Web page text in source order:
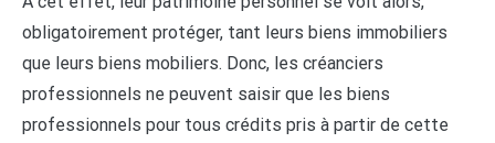
obligatoirement protéger, tant leurs biens immobiliers
que leurs biens mobiliers. Donc, les créanciers
professionnels ne peuvent saisir que les biens
professionnels pour tous crédits pris à partir de cette